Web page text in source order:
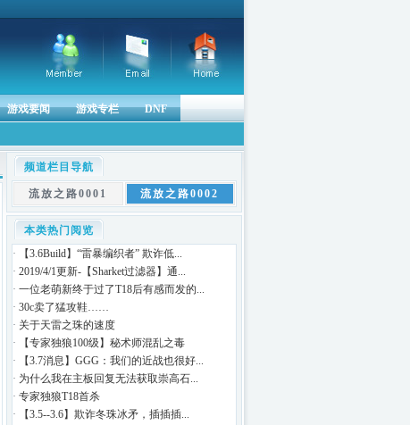
游戏要闻 游戏专栏 DNF
频道栏目导航
流放之路0001 流放之路0002
本类热门阅览
·
【3.6Build】“雷暴编织者” 欺诈低...
· 2019/4/1更新-【Sharket过滤器】通...
· 一位老萌新终于过了T18后有感而发的...
· 30c卖了猛攻鞋……
· 关于天雷之珠的速度
·
【专家独狼100级】秘术师混乱之毒
·
【3.7消息】GGG：我们的近战也很好...
· 为什么我在主板回复无法获取崇高石...
· 专家独狼T18首杀
·
【3.5--3.6】欺诈冬珠冰矛，插插插...